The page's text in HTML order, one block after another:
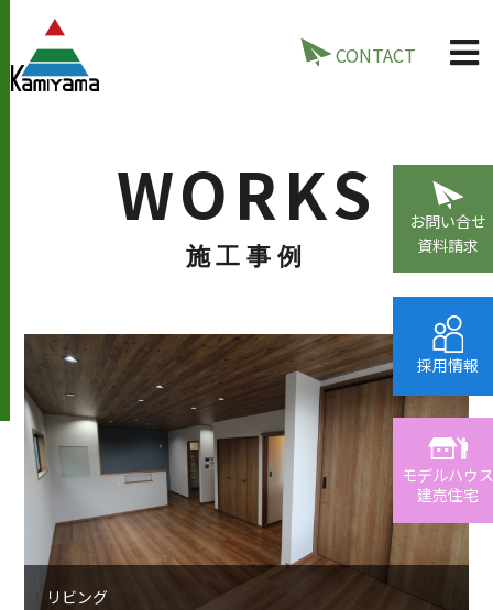
お問い合せ
資料請求
採用情報
モデルハウス
建売住宅
CONTACT
WORKS
施工事例
リビング